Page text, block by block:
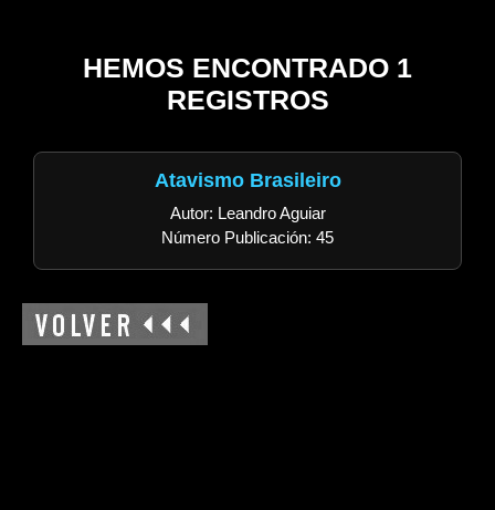
HEMOS ENCONTRADO 1
REGISTROS
Atavismo Brasileiro
Autor: Leandro Aguiar
Número Publicación: 45